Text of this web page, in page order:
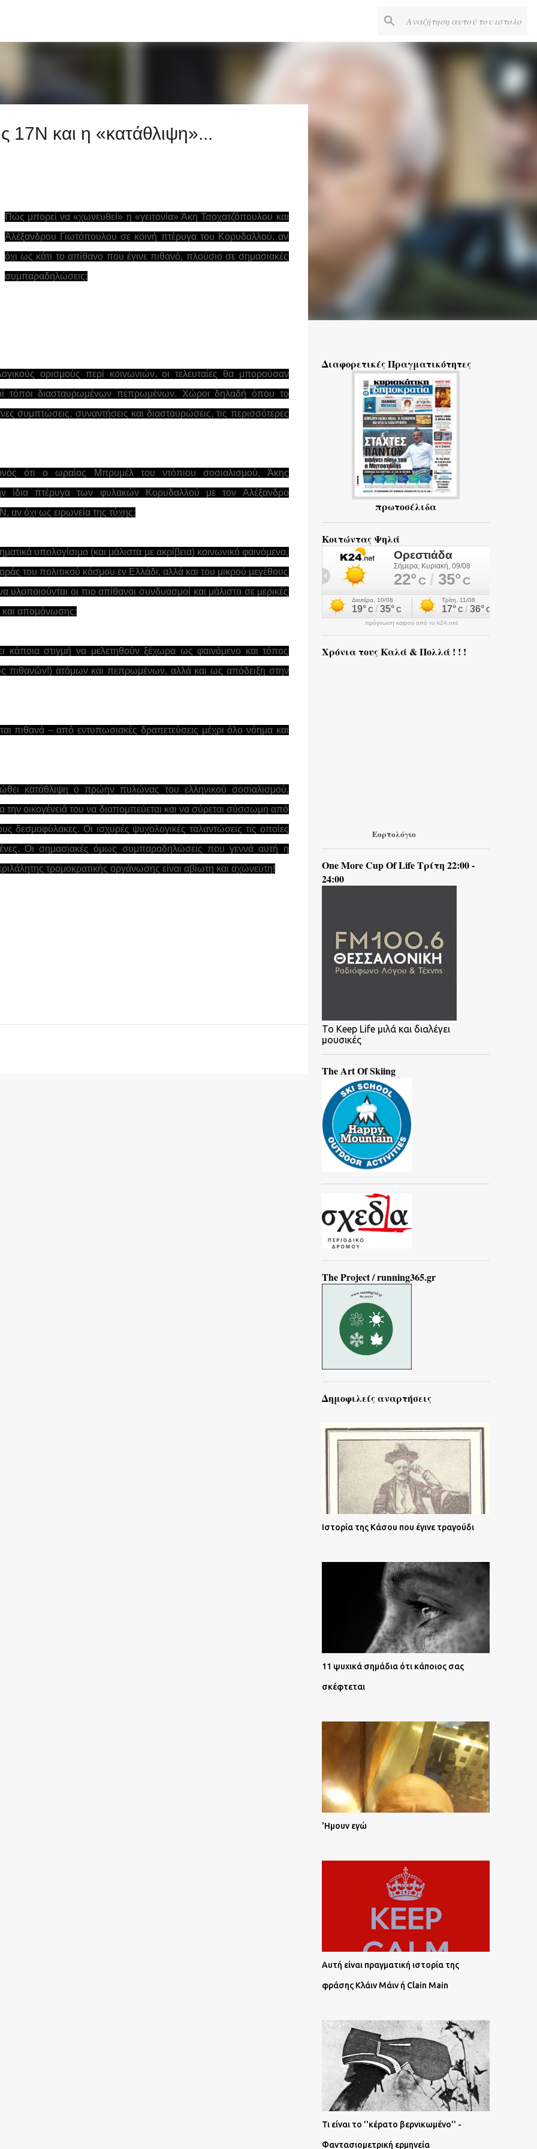
και η «κατάθλιψη»...
Πώς μπορεί να «χωνευθεί» η «γειτονία» Άκη Τσοχατζόπουλου και
Αλέξανδρου Γιωτόπουλου σε κοινή πτέρυγα του Κορυδαλλού, αν
όχι ως κάτι το απίθανο που έγινε πιθανό, πλούσιο σε σημασιακές
συμπαραδηλώσεις;
ορισμούς περί κοινωνιών, οι τελευταίες θα μπορούσαν
τόποι διασταυρωμένων πεπρωμένων. Χώροι δηλαδή όπου το
συμπτώσεις, συναντήσεις και διασταυρώσεις, τις περισσότερες
ότι ο ωραίος Μπρυμέλ του ντόπιου σοσιαλισμού, Άκης
ίδια πτέρυγα των φυλακών Κορυδαλλού με τον Αλέξανδρο
όχι ως ειρωνεία της τύχης;
υπολογίσιμο (και μάλιστα με ακρίβεια) κοινωνικό φαινόμενο,
του πολιτικού κόσμου εν Ελλάδι, αλλά και του μικρού μεγέθους
υλοποιούνται οι πιο απίθανοι συνδυασμοί και μάλιστα σε μερικές
και απομόνωσης;
κάποια στιγμή να μελετηθούν ξέχωρα ως φαινόμενο και τόπος
πιθανών!) ατόμων και πεπρωμένων, αλλά και ως απόδειξη στην
πιθανά – από εντυπωσιακές δραπετεύσεις μέχρι όλο νόημα και
κατάθλιψη ο πρώην πυλώνας του ελληνικού σοσιαλισμού,
την οικογένειά του να διαπομπεύεται και να σύρεται σύσσωμη από
δεσμοφύλακες. Οι ισχυρές ψυχολογικές ταλαντώσεις τις οποίες
Οι σημασιακές όμως συμπαραδηλώσεις που γεννά αυτή η
τρομοκρατικής οργάνωσης είναι αβίωτη και αχώνευτη!
Διαφορετικές Πραγματικότητες
πρωτοσέλιδα
Κοιτώντας Ψηλά
πρόγνωση καιρού από το k24.net
Χρόνια τους Καλά & Πολλά ! ! !
Εορτολόγιο
One More Cup Of Life Τρίτη 22:00 -
24:00
To Keep Life μιλά και διαλέγει
μουσικές
The Art Of Skiing
The Project / running365.gr
Δημοφιλείς αναρτήσεις
Ιστορία της Κάσου που έγινε τραγούδι
11 ψυχικά σημάδια ότι κάποιος σας
σκέφτεται
'Ημουν εγώ
Αυτή είναι πραγματική ιστορία της
φράσης Κλάιν Μάιν ή Clain Main
Τι είναι το ''κέρατο βερνικωμένο'' -
Φαντασιομετρική ερμηνεία